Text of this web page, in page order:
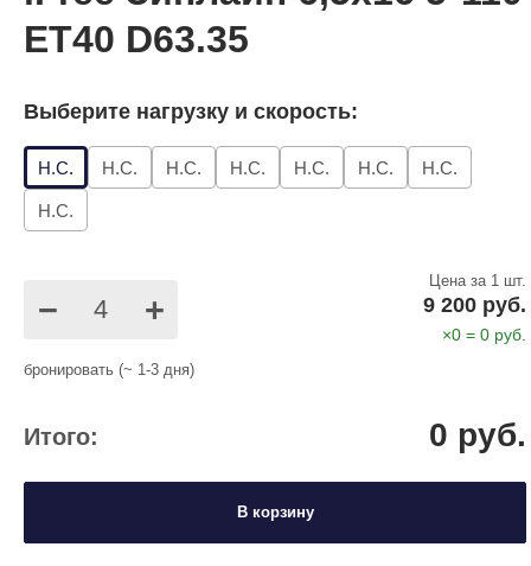
ET40 D63.35
Выберите нагрузку и скорость:
Н.С. Н.С. Н.С. Н.С. Н.С. Н.С. Н.С.
Н.С.
− +
Цена за 1 шт.
9 200 руб.
×0 = 0 руб.
бронировать (~ 1-3 дня)
Итого: 0 руб.
В корзину